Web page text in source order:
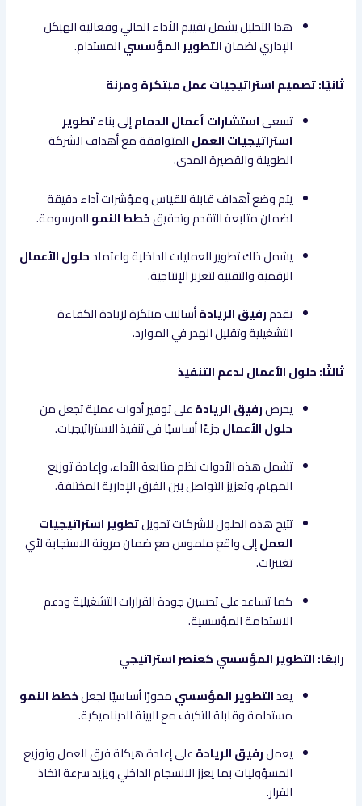
هذا التحليل يشمل تقييم الأداء الحالي وفعالية الهيكل
الإداري لضمانالتطوير المؤسسيالمستدام.
ثانيًا: تصميم استراتيجيات عمل مبتكرة ومرنة
تسعىاستشارات أعمال الدمامإلى بناءتطوير
استراتيجيات العملالمتوافقة مع أهداف الشركة
الطويلة والقصيرة المدى.
يتم وضع أهداف قابلة للقياس ومؤشرات أداء دقيقة
لضمان متابعة التقدم وتحقيقخطط النموالمرسومة.
يشمل ذلك تطوير العمليات الداخلية واعتمادحلول الأعمال
الرقمية والتقنية لتعزيز الإنتاجية.
يقدمرفيق الريادةأساليب مبتكرة لزيادة الكفاءة
التشغيلية وتقليل الهدر في الموارد.
ثالثًا: حلول الأعمال لدعم التنفيذ
يحرصرفيق الريادةعلى توفير أدوات عملية تجعل من
حلول الأعمالجزءًا أساسيًا في تنفيذ الاستراتيجيات.
تشمل هذه الأدوات نظم متابعة الأداء، وإعادة توزيع
المهام، وتعزيز التواصل بين الفرق الإدارية المختلفة.
تتيح هذه الحلول للشركات تحويلتطوير استراتيجيات
العملإلى واقع ملموس مع ضمان مرونة الاستجابة لأي
تغييرات.
كما تساعد على تحسين جودة القرارات التشغيلية ودعم
الاستدامة المؤسسية.
رابعًا: التطوير المؤسسي كعنصر استراتيجي
يعدالتطوير المؤسسيمحورًا أساسيًا لجعلخطط النمو
مستدامة وقابلة للتكيف مع البيئة الديناميكية.
يعملرفيق الريادةعلى إعادة هيكلة فرق العمل وتوزيع
المسؤوليات بما يعزز الانسجام الداخلي ويزيد سرعة اتخاذ
القرار.